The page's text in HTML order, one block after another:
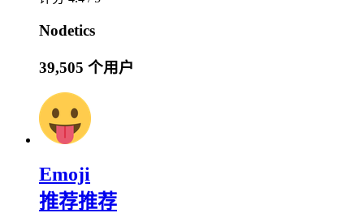
Nodetics
39,505 个用户
Emoji
推荐推荐